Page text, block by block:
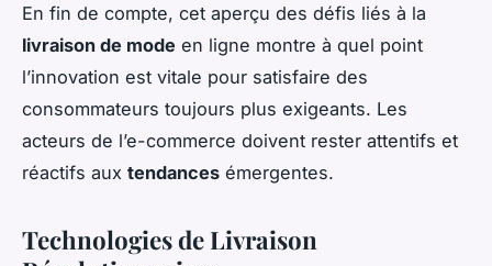
En fin de compte, cet aperçu des défis liés à la
livraison de mode en ligne montre à quel point
l’innovation est vitale pour satisfaire des
consommateurs toujours plus exigeants. Les
acteurs de l’e-commerce doivent rester attentifs et
réactifs aux tendances émergentes.
Technologies de Livraison